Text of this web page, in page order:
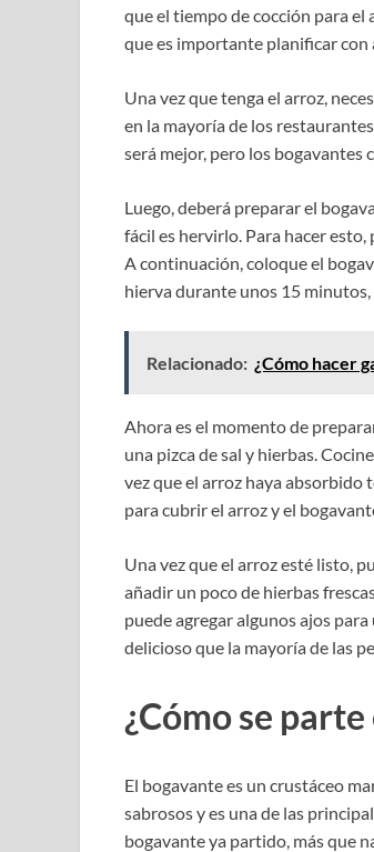
que el tiempo de cocción para
que es importante planificar
Una vez que tenga el arroz,
en la mayoría de los
será mejor, pero los
Luego, deberá preparar el
fácil es hervirlo. Para hacer
A continuación, coloque el
hierva durante unos 15
Relacionado: ¿Cómo hacer
Ahora es el momento de
una pizca de sal y hierbas.
vez que el arroz haya absorbido
para cubrir el arroz y el
Una vez que el arroz esté listo,
añadir un poco de hierbas
puede agregar algunos ajos
delicioso que la mayoría de las
¿Cómo se
El bogavante es un crustáceo
sabrosos y es una de las
bogavante ya partido, más que